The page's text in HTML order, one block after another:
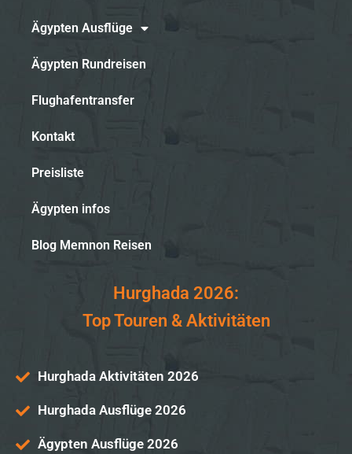
Ägypten Ausflüge
Ägypten Rundreisen
Flughafentransfer
Kontakt
Preisliste
Ägypten infos
Blog Memnon Reisen
Hurghada 2026:
Top Touren & Aktivitäten
Hurghada Aktivitäten 2026
Hurghada Ausflüge 2026
Ägypten Ausflüge 2026